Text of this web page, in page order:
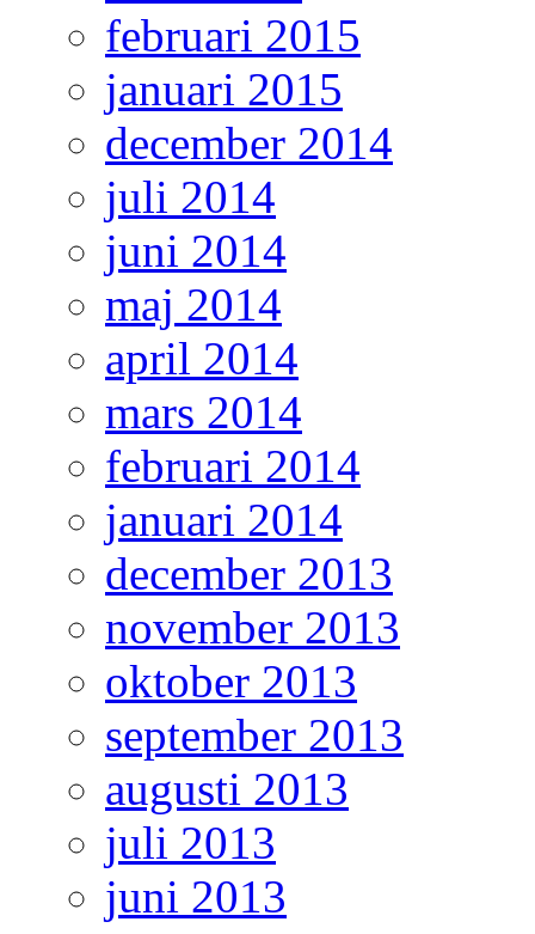
februari 2015
januari 2015
december 2014
juli 2014
juni 2014
maj 2014
april 2014
mars 2014
februari 2014
januari 2014
december 2013
november 2013
oktober 2013
september 2013
augusti 2013
juli 2013
juni 2013